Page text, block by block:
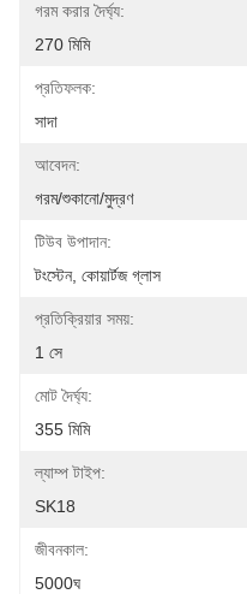
গরম করার দৈর্ঘ্য:
270 মিমি
প্রতিফলক:
সাদা
আবেদন:
গরম/শুকানো/মুদ্রণ
টিউব উপাদান:
টংস্টেন, কোয়ার্টজ গ্লাস
প্রতিক্রিয়ার সময়:
1 সে
মোট দৈর্ঘ্য:
355 মিমি
ল্যাম্প টাইপ:
SK18
জীবনকাল:
5000ঘ